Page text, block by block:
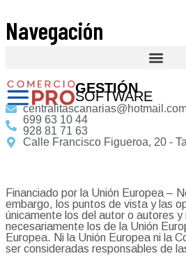
Navegación
GESTIÓN
SOFTWARE
699 63 10 44
928 81 71 63
Calle Francisco Figueroa, 20 -
Financiado por la Unión Europea –
embargo, los puntos de vista y las
únicamente los del autor o autores y
necesariamente los de la Unión
Europea. Ni la Unión Europea ni la
ser consideradas responsables de